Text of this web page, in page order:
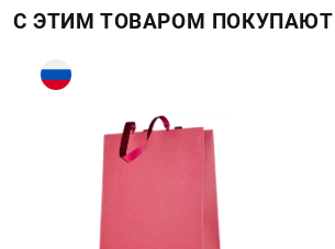
С ЭТИМ ТОВАРОМ ПОКУПАЮТ